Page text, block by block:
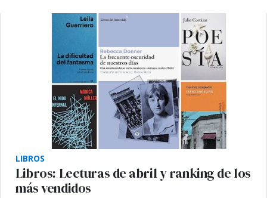
LIBROS
Libros: Lecturas de abril y ranking de los
más vendidos